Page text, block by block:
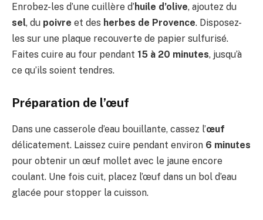
Enrobez-les d’une cuillère d’huile d’olive, ajoutez du
sel, du poivre et des herbes de Provence. Disposez-
les sur une plaque recouverte de papier sulfurisé.
Faites cuire au four pendant 15 à 20 minutes, jusqu’à
ce qu’ils soient tendres.
Préparation de l’œuf
Dans une casserole d’eau bouillante, cassez l’œuf
délicatement. Laissez cuire pendant environ 6 minutes
pour obtenir un œuf mollet avec le jaune encore
coulant. Une fois cuit, placez l’œuf dans un bol d’eau
glacée pour stopper la cuisson.